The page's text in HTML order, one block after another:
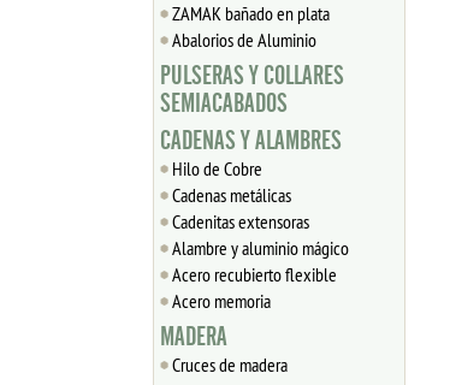
ZAMAK bañado en plata
Abalorios de Aluminio
PULSERAS Y COLLARES
SEMIACABADOS
CADENAS Y ALAMBRES
Hilo de Cobre
Cadenas metálicas
Cadenitas extensoras
Alambre y aluminio mágico
Acero recubierto flexible
Acero memoria
MADERA
Cruces de madera